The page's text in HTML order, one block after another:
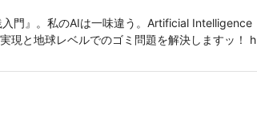
門』。私のAIは一味違う。Artificial Intelligence
現と地球レベルでのゴミ問題を解決しますッ！ h